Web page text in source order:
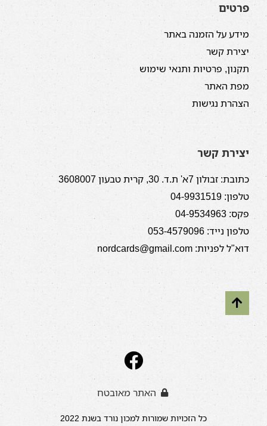
פרטים
מידע על הזמנה באתר
יצירת קשר
תקנון, פרטיות ותנאי שימוש
מפת האתר
הצהרת נגישות
יצירת קשר
כתובת: זבולון 7א' ת.ד. 30, קרית טבעון 3608007
טלפון: 04-9931519
פקס: 04-9534963
טלפון נייד: 053-4579096
דוא"ל לפניות: nordcards@gmail.com
האתר מאובטח
כל הזכויות שמורות למכון נורד בשנת 2022